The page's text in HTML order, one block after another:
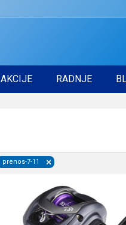
AKCIJE RADNJE
prenos-7-11